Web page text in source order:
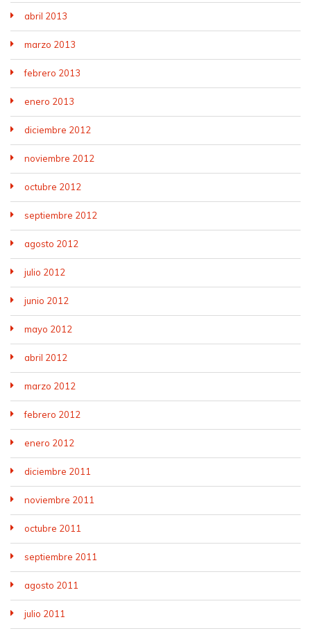
abril 2013
marzo 2013
febrero 2013
enero 2013
diciembre 2012
noviembre 2012
octubre 2012
septiembre 2012
agosto 2012
julio 2012
junio 2012
mayo 2012
abril 2012
marzo 2012
febrero 2012
enero 2012
diciembre 2011
noviembre 2011
octubre 2011
septiembre 2011
agosto 2011
julio 2011